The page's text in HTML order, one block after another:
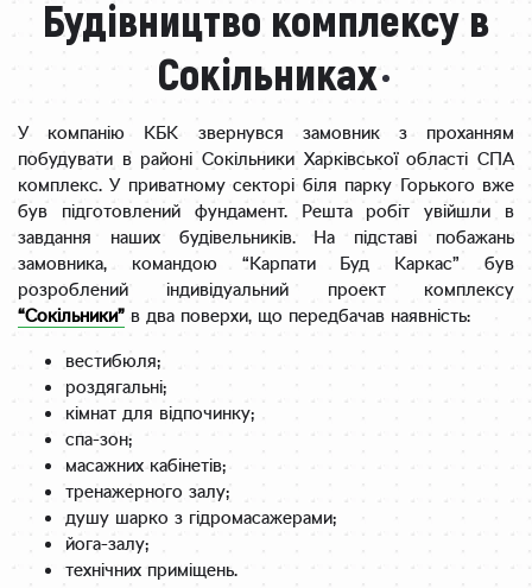
Будівництво комплексу в
Сокільниках
У компанію КБК звернувся замовник з проханням
побудувати в районі Сокільники Харківської області СПА
комплекс. У приватному секторі біля парку Горького вже
був підготовлений фундамент. Решта робіт увійшли в
завдання наших будівельників. На підставі побажань
замовника, командою “Карпати Буд Каркас” був
розроблений індивідуальний проект комплексу
“Сокільники” в два поверхи, що передбачав наявність:
вестибюля;
роздягальні;
кімнат для відпочинку;
спа-зон;
масажних кабінетів;
тренажерного залу;
душу шарко з гідромасажерами;
йога-залу;
технічних приміщень.